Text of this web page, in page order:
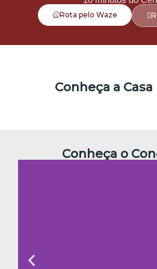
Rota pelo Waze
Conheça a
Conheça o